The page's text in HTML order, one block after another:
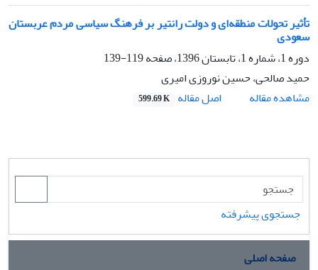
تأثیر تحولات منطقه‌ای و دولت رانتیر بر فرهنگ سیاسی مردم عربستان
سعودی
دوره 1، شماره 1، تابستان 1396، صفحه
119-139
حمید صالحی، حسین نوروزی امیری
مشاهده مقاله
اصل مقاله 599.69 K
جستجوی پیشرفته
صفحه اصلی